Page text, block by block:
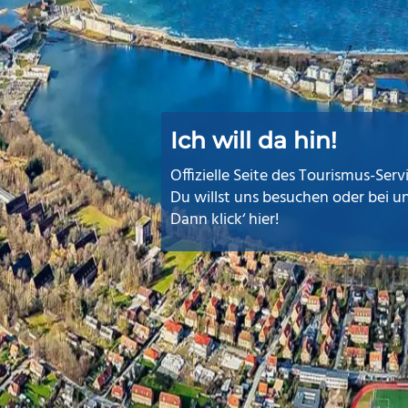
Ich will da hin!
Offizielle Seite des Tourismus-
Du willst uns besuchen oder bei
Dann klick‘ hier!